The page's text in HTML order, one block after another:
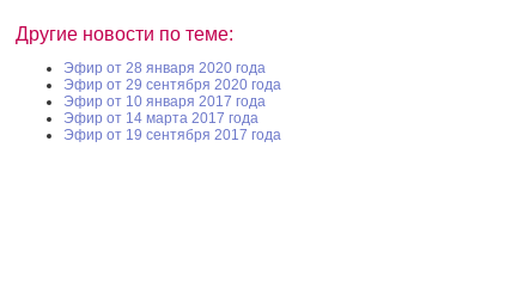
Другие новости по теме:
Эфир от 28 января 2020 года
Эфир от 29 сентября 2020 года
Эфир от 10 января 2017 года
Эфир от 14 марта 2017 года
Эфир от 19 сентября 2017 года